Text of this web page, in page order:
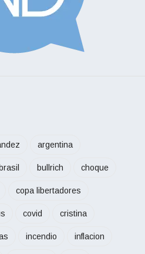
argentina
bullrich choque
copa libertadores
covid cristina
incendio inflacion